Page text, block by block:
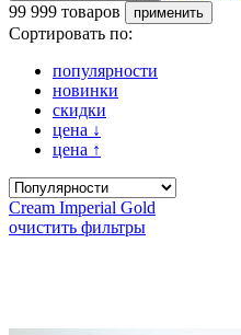
99 999 товаров
Сортировать по:
популярности
новинки
скидки
цена ↓
цена ↑
Cream Imperial Gold
очистить фильтры